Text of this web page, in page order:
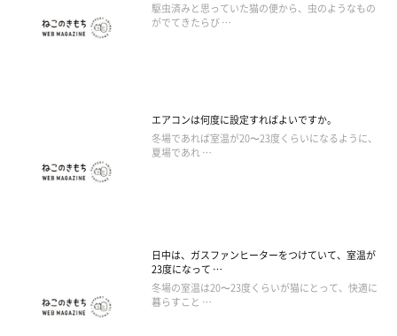
駆虫済みと思っていた猫の便から、虫のようなもの
がでてきたらび …
エアコンは何度に設定すればよいですか。
冬場であれば室温が20〜23度くらいになるように、
夏場であれ …
日中は、ガスファンヒーターをつけていて、室温が
23度になって …
冬場の室温は20〜23度くらいが猫にとって、快適に
暮らすこと …